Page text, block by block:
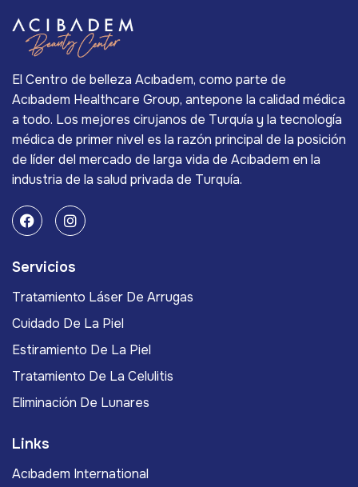
El Centro de belleza Acıbadem, como parte de
Acıbadem Healthcare Group, antepone la calidad médica
a todo. Los mejores cirujanos de Turquía y la tecnología
médica de primer nivel es la razón principal de la posición
de líder del mercado de larga vida de Acıbadem en la
industria de la salud privada de Turquía.
Servicios
Tratamiento Láser De Arrugas
Cuidado De La Piel
Estiramiento De La Piel
Tratamiento De La Celulitis
Eliminación De Lunares
Links
Acıbadem International